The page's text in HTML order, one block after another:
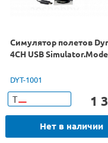
Симулятор полетов
4CH USB
DYT-1001
Т 1
Нет в наличии